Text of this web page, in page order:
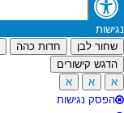
נגישות
שחור לבן חדות כהה
הדגש קישורים
א
א א
הפסק נגישות